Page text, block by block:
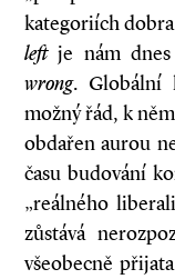
kategoriích
leftje nám dnes
wrong. Globální
možný řád, k
obdařen aurou
času budování
„reálného
zůstává
všeobecně